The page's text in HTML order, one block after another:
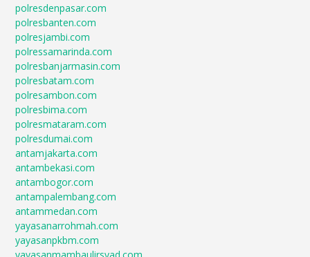
polresdenpasar.com
polresbanten.com
polresjambi.com
polressamarinda.com
polresbanjarmasin.com
polresbatam.com
polresambon.com
polresbima.com
polresmataram.com
polresdumai.com
antamjakarta.com
antambekasi.com
antambogor.com
antampalembang.com
antammedan.com
yayasanarrohmah.com
yayasanpkbm.com